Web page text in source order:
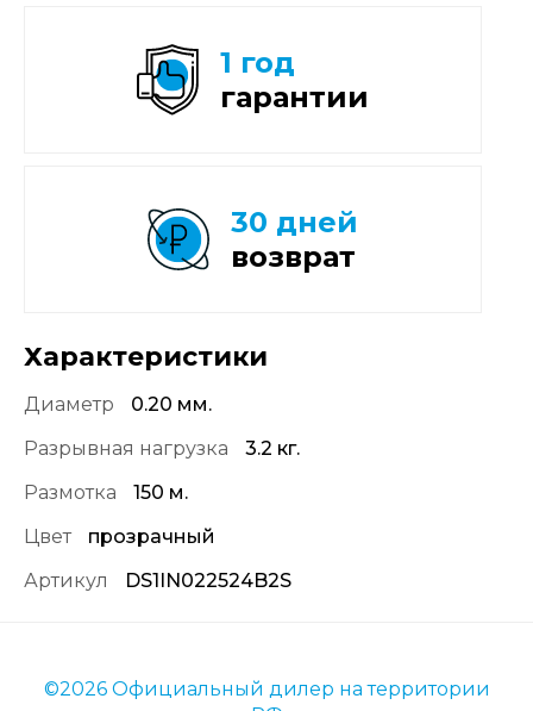
Характеристики
Диаметр
0.20 мм.
Разрывная нагрузка
3.2 кг.
Размотка
150 м.
Цвет
прозрачный
Артикул
DS1IN022524B2S
1 год
гарантии
30 дней
возврат
©2026 Официальный дилер на территории